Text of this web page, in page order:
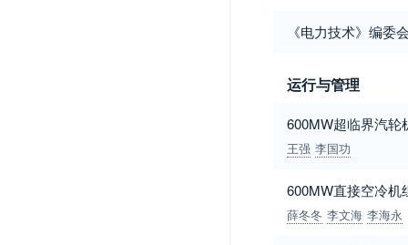
《电力技术》编委
运行与管理
600MW超临界汽轮
王强 李国功
600MW直接空冷机
薛冬冬 李文海 李海永